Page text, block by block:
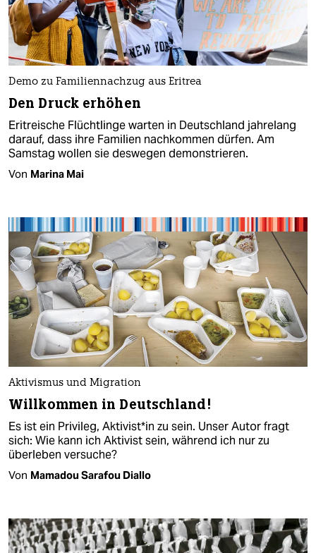
Demo zu Familiennachzug aus Eritrea
Den Druck erhöhen
Eritreische Flüchtlinge warten in Deutschland jahrelang
darauf, dass ihre Familien nachkommen dürfen. Am
Samstag wollen sie deswegen demonstrieren.
Von Marina Mai
Aktivismus und Migration
Willkommen in Deutschland!
Es ist ein Privileg, Aktivist*in zu sein. Unser Autor fragt
sich: Wie kann ich Aktivist sein, während ich nur zu
überleben versuche?
Von Mamadou Sarafou Diallo